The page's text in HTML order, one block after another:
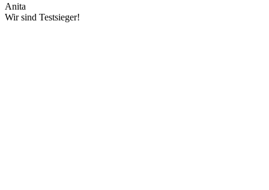
Anita
Wir sind Testsieger!